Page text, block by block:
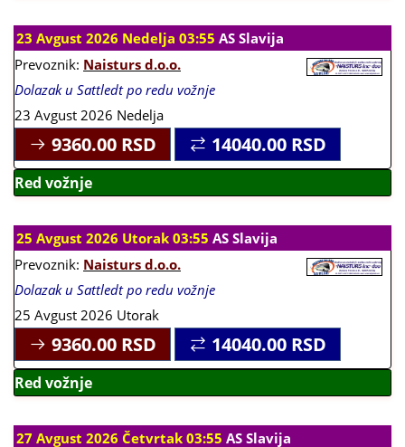
23 Avgust 2026 Nedelja 03:55 AS Slavija
Prevoznik: Naisturs d.o.o.
Dolazak u Sattledt po redu vožnje
23 Avgust 2026 Nedelja
9360.00 RSD 14040.00 RSD
Red vožnje
25 Avgust 2026 Utorak 03:55 AS Slavija
Prevoznik: Naisturs d.o.o.
Dolazak u Sattledt po redu vožnje
25 Avgust 2026 Utorak
9360.00 RSD 14040.00 RSD
Red vožnje
27 Avgust 2026 Četvrtak 03:55 AS Slavija